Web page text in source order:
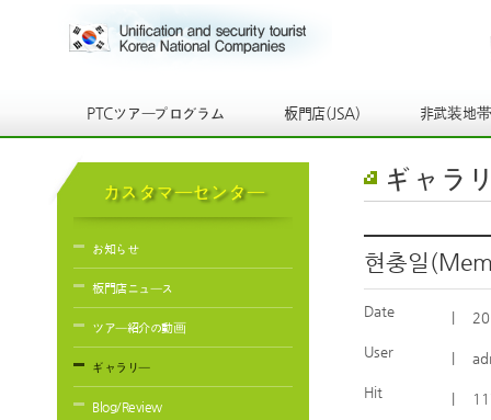
PTCツアープログラム 板門店(JSA) 非武装地帯
カスタマーセンター
お知らせ
板門店ニュース
ツアー紹介の動画
ギャラリー
Blog/Review
ギャラ
현충일
Date
User
Hit